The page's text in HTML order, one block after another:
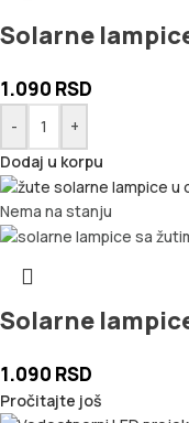
Solarne
1.090 RSD
-
+
Dodaj u korpu
Nema na stanju
Solarne
1.090 RSD
Pročitajte još